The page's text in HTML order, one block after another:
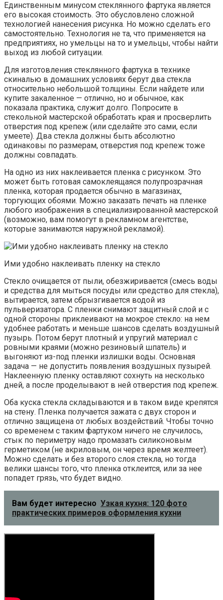
Единственным минусом стеклянного фартука является
его высокая стоимость. Это обусловлено сложной
технологией нанесения рисунка. Но можно сделать его
самостоятельно. Технология не та, что применяется на
предприятиях, но умельцы на то и умельцы, чтобы найти
выход из любой ситуации.
Для изготовления стеклянного фартука в технике
скиналью в домашних условиях берут два стекла
относительно небольшой толщины. Если найдете или
купите закаленное — отлично, но и обычное, как
показала практика, служит долго. Попросите в
стекольной мастерской обработать края и просверлить
отверстия под крепеж (или сделайте это сами, если
умеете). Два стекла должны быть абсолютно
одинаковы по размерам, отверстия под крепеж тоже
должны совпадать.
На одно из них наклеивается пленка с рисунком. Это
может быть готовая самоклеящаяся полупрозрачная
пленка, которая продается обычно в магазинах,
торгующих обоями. Можно заказать печать на пленке
любого изображения в специализированной мастерской
(возможно, вам помогут в рекламном агентстве,
которые занимаются наружной рекламой).
Ими удобно наклеивать пленку на стекло
Стекло очищается от пыли, обезжиривается (смесь воды
и средства для мыться посуды или средство для стекла),
вытирается, затем сбрызгивается водой из
пульверизатора. С пленки снимают защитный слой и с
одной стороны приклеивают на мокрое стекло: на нем
удобнее работать и меньше шансов сделать воздушный
пузырь. Потом берут плотный и упругий материал с
ровными краями (можно резиновый шпатель) и
выгоняют из-под пленки излишки воды. Основная
задача — не допустить появления воздушных пузырей.
Наклеенную пленку оставляют сохнуть на несколько
дней, а после проделывают в ней отверстия под крепеж.
Оба куска стекла складываются и в таком виде крепятся
на стену. Пленка получается зажата с двух сторон и
отлично защищена от любых воздействий. Чтобы точно
со временем с таким фартуком ничего не случилось,
стык по периметру надо промазать силиконовым
герметиком (не акриловым, он через время желтеет).
Можно сделать и без второго слоя стекла, но тогда
велики шансы того, что пленка отклеится, или за нее
попадет грязь, что будет видно.
Вам будет интересно Узкая кухня: 120 фото
практических примеров оформления кухни